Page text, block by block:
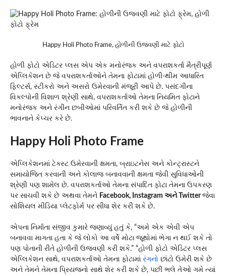
Happy Holi Photo Frame, હોળીની ઉજવણી માટે ફોટો
હોળી ફોટો એડિટર પ્લસ એપ એક મનોરંજક અને વપરાશકર્તા મૈત્રીપૂર્ણ
એપ્લિકેશન છે જે વપરાશકર્તાઓને તેમના ફોટામાં હોળી-થીમ આધારિત
ફિલ્ટર્સ, સ્ટીકરો અને અસરો ઉમેરવાની મંજૂરી આપે છે. પસંદગીના
વિકલ્પોની વિશાળ શ્રેણી સાથે, વપરાશકર્તાઓ તેમના નિયમિત ફોટાને
મનોરંજક અને રંગીન છબીઓમાં પરિવર્તિત કરી શકે છે જે હોળીની
ભાવનાને કેપ્ચર કરે છે.
Happy Holi Photo Frame
એપ્લિકેશનમાં ટેક્સ્ટ ઉમેરવાની ક્ષમતા, બ્રાઇટનેસ અને કોન્ટ્રાસ્ટને
સમાયોજિત કરવાની અને કોલાજ બનાવવાની ક્ષમતા જેવી સુવિધાઓની
શ્રેણી પણ શામેલ છે. વપરાશકર્તાઓ તેમના સંપાદિત ફોટા તેમના ઉપકરણ
પર સાચવી શકે છે અથવા તેમને Facebook, Instagram અને Twitterજેવા
સોશિયલ મીડિયા પ્લેટફોર્મ પર સીધા શેર કરી શકે છે.
એપના નિર્માતા સંજીવ કુમારે જણાવ્યું હતું કે, “અમે એક એવી એપ
બનાવવા માગતા હતા કે જે લોકો આ વર્ષે મોટા જૂથોમાં ભેગા ન થઈ શકે તો
પણ પોતાની રીતે હોળીની ઉજવણી કરી શકે.” “હોળી ફોટો એડિટર પ્લસ
એપ્લિકેશન સાથે, વપરાશકર્તાઓ તેમના ફોટામાં રંગનો છાંટો ઉમેરી શકે છે
અને તેમને તેમના પ્રિયજનો સાથે શેર કરી શકે છે, પછી ભલે તેઓ ગમે ત્યાં